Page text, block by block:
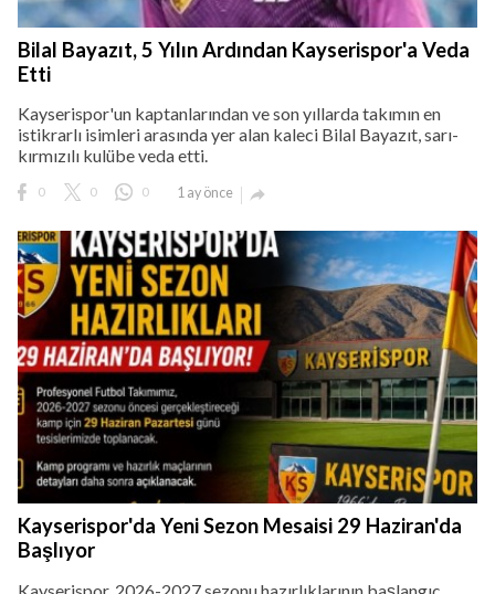
Bilal Bayazıt, 5 Yılın Ardından Kayserispor'a Veda
Etti
Kayserispor'un kaptanlarından ve son yıllarda takımın en
istikrarlı isimleri arasında yer alan kaleci Bilal Bayazıt, sarı-
kırmızılı kulübe veda etti.
0 0 0 1 ay önce 
Kayserispor'da Yeni Sezon Mesaisi 29 Haziran'da
Başlıyor